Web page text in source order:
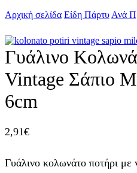
Αρχική σελίδα Είδη Πάρτυ Ανά
Γυάλινο
Vintage Σάπιο
6cm
2,91€
Γυάλινο κολωνάτο ποτήρι με